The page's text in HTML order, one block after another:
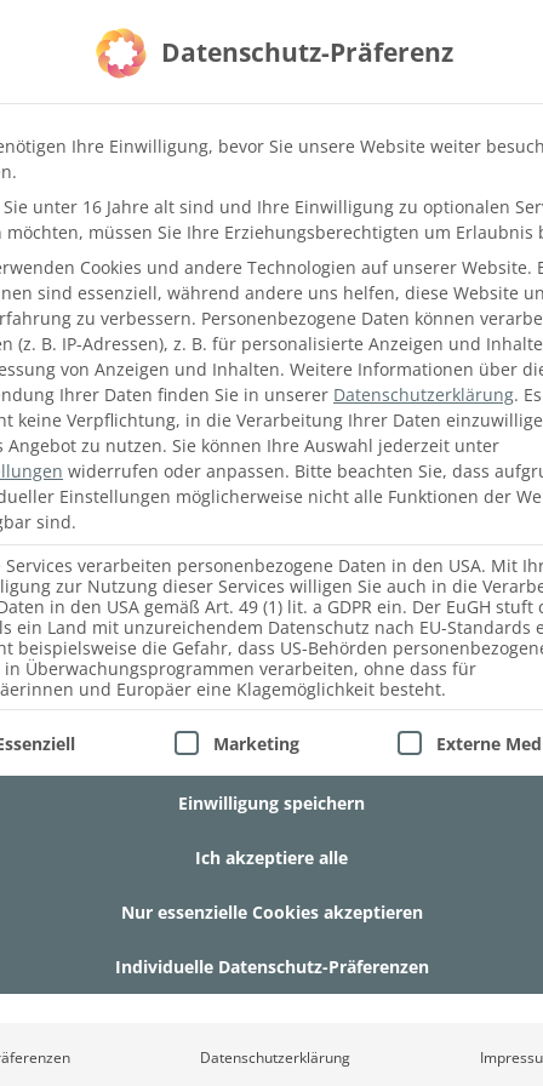
DIE BAR
dieses eleganten Lofts. Ein Unikat, das alle Blicke
Spüle und Kühlwanne zur Getränkekühlung
ein Eiswürfelbereiter, ein Kühlpult, ein Gläserspüler
das sogenannte „Wirbel-Finish“. Diese Behandlung
einen leichten Spiegeleffekt behält.
ausgeführt und die Bar wird im Innenbereich mittels
hochwertigen Innenausbau seit vielen Jahren ein sehr
Datenschutz-Präferenz
Ihre Einwilligung, bevor Sie unsere Website weiter
unter 16 Jahre alt sind und Ihre Einwilligung zu optionalen
möchten, müssen Sie Ihre Erziehungsberechtigten um Erlaubnis
Cookies und andere Technologien auf unserer Website.
sind essenziell, während andere uns helfen, diese Website
zu verbessern. Personenbezogene Daten können
(z. B. IP-Adressen), z. B. für personalisierte Anzeigen und
von Anzeigen und Inhalten. Weitere Informationen über
Ihrer Daten finden Sie in unserer Datenschutzerklärung. Es
keine Verpflichtung, in die Verarbeitung Ihrer Daten
Angebot zu nutzen. Sie können Ihre Auswahl jederzeit unter
widerrufen oder anpassen. Bitte beachten Sie, dass
Einstellungen möglicherweise nicht alle Funktionen der
sind.
Services verarbeiten personenbezogene Daten in den USA. Mit
zur Nutzung dieser Services willigen Sie auch in die
in den USA gemäß Art. 49 (1) lit. a GDPR ein. Der EuGH stuft
ein Land mit unzureichendem Datenschutz nach EU-Standards
beispielsweise die Gefahr, dass US-Behörden
in Überwachungsprogrammen verarbeiten, ohne dass für
und Europäer eine Klagemöglichkeit besteht.
eine Liste der Service-Gruppen, für die eine
Marketing Externe
Einwilligung speichern
Ich akzeptiere alle
Nur essenzielle Cookies akzeptieren
Individuelle Datenschutz-Präferenzen
Datenschutzerklärung